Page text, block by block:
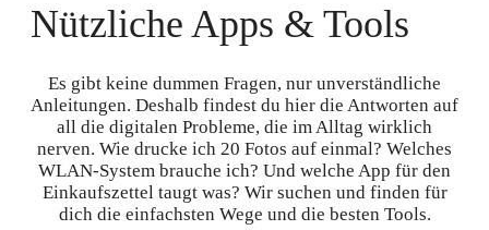
Nützliche Apps & Tools
Es gibt keine dummen Fragen, nur unverständliche
Anleitungen. Deshalb findest du hier die Antworten auf
all die digitalen Probleme, die im Alltag wirklich
nerven. Wie drucke ich 20 Fotos auf einmal? Welches
WLAN-System brauche ich? Und welche App für den
Einkaufszettel taugt was? Wir suchen und finden für
dich die einfachsten Wege und die besten Tools.